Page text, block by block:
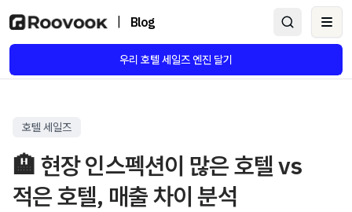
Blog
우리 호텔 세일즈 엔진 달기
호텔 세일즈
🏨 현장 인스펙션이 많은 호텔 vs
적은 호텔, 매출 차이 분석